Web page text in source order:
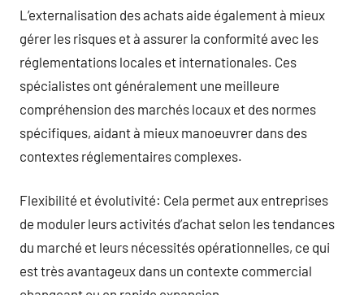
L’externalisation des achats aide également à mieux
gérer les risques et à assurer la conformité avec les
réglementations locales et internationales. Ces
spécialistes ont généralement une meilleure
compréhension des marchés locaux et des normes
spécifiques, aidant à mieux manoeuvrer dans des
contextes réglementaires complexes.
Flexibilité et évolutivité: Cela permet aux entreprises
de moduler leurs activités d’achat selon les tendances
du marché et leurs nécessités opérationnelles, ce qui
est très avantageux dans un contexte commercial